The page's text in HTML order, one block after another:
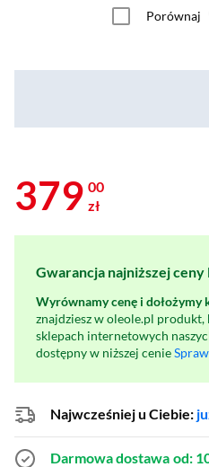
Porównaj
379 00
zł
Gwarancja najniższej
Wyrównamy cenę i dołożymy
znajdziesz w oleole.pl
sklepach internetowych
dostępny w niższej cenie
Najwcześniej u Ciebie:
Darmowa dostawa od: